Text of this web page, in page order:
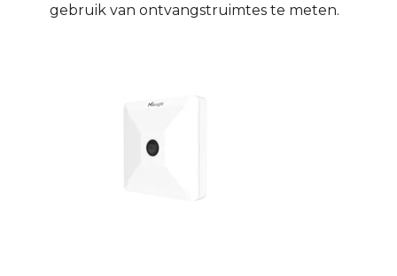
gebruik van ontvangstruimtes te meten.